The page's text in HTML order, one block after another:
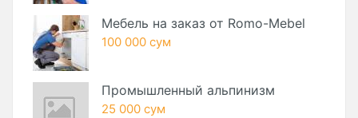
Мебель на заказ от Romo-Mebel
100 000 сум
Промышленный альпинизм
25 000 сум